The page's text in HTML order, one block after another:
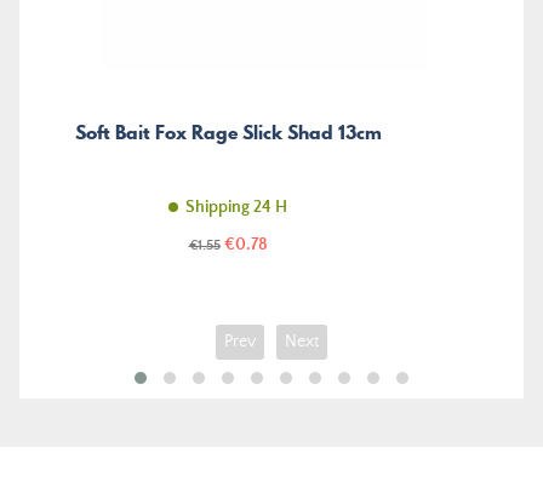
Soft Bait Fox Rage Slick Shad 13cm
Shipping 24 H
Regular
€1.55 Price
€0.78
Prev Next